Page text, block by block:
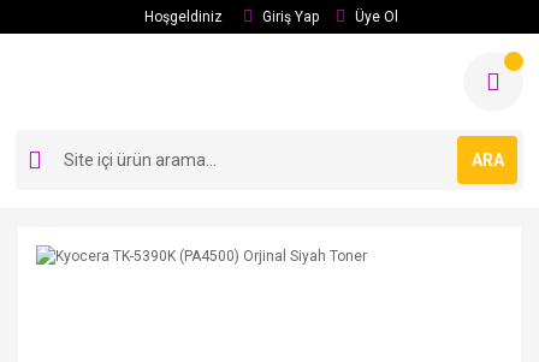
Hoşgeldiniz Giriş Yap Üye Ol
ARA